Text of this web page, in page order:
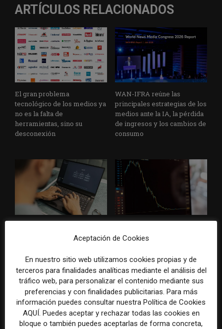
ARTÍCULOS RELACIONADOS
El gran problema
tecnológico de los medios ya
no es la falta de
herramientas, sino su
desconexión
WAN-IFRA reúne las
principales estrategias de los
medios ante la IA, la pérdida
de ingresos y los cambios de
consumo
IA en redacciones, productos
98% del valor de algunos
tradicionales
Aceptación de Cookies
En nuestro sitio web utilizamos cookies propias y de
terceros para finalidades analíticas mediante el análisis del
tráfico web, para personalizar el contenido mediante sus
preferencias y con finalidades publicitarias. Para más
información puedes consultar nuestra Política de Cookies
AQUÍ. Puedes aceptar y rechazar todas las cookies en
bloque o también puedes aceptarlas de forma concreta,